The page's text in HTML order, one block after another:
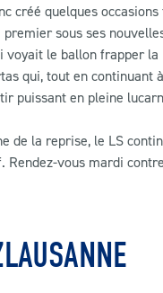
créé quelques
sous ses
voyait le ballon frapper
qui, tout en continuant
puissant en pleine
de la reprise, le LS
Rendez-vous mardi